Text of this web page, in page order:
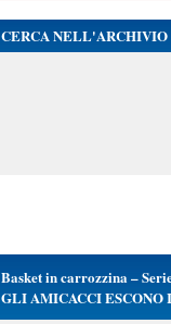
CERCA
Basket in carrozzina –
GLI AMICACCI ESCONO